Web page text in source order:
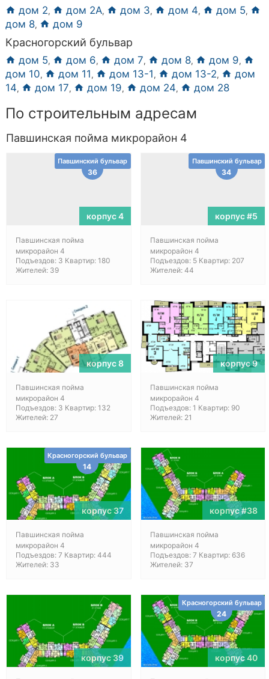
дом 2, дом 2А, дом 3, дом 4, дом 5,
дом 8, дом 9
Красногорский бульвар
дом 5, дом 6, дом 7, дом 8, дом 9,
дом 10, дом 11, дом 13-1, дом 13-2,
дом
14, дом 17, дом 19, дом 24, дом 28
По строительным адресам
Павшинская пойма микрорайон 4
Павшинский бульвар
36
корпус 4
Павшинская пойма
микрорайон 4
Подъездов: 3 Квартир: 180
Жителей: 39
Павшинский бульвар
34
корпус #5
Павшинская пойма
микрорайон 4
Подъездов: 5 Квартир: 207
Жителей: 44
корпус 8
Павшинская пойма
микрорайон 4
Подъездов: 3 Квартир: 132
Жителей: 27
корпус 9
Павшинская пойма
микрорайон 4
Подъездов: 1 Квартир: 90
Жителей: 21
Красногорский бульвар
14
корпус 37
Павшинская пойма
микрорайон 4
Подъездов: 7 Квартир: 444
Жителей: 33
корпус #38
Павшинская пойма
микрорайон 4
Подъездов: 7 Квартир: 636
Жителей: 37
корпус 39
Красногорский бульвар
24
корпус 40